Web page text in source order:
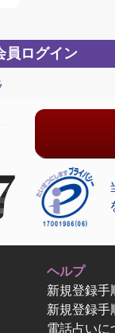
ヘルプ
新規登録手
新規登録手
電話占いに